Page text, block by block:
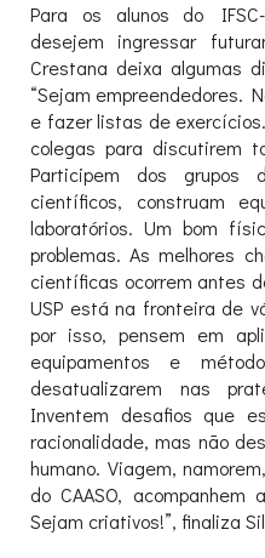
Para os alunos do
desejem ingressar
Crestana deixa algumas
“Sejam empreendedores.
e fazer listas de
colegas para discutirem
Participem dos grupos
científicos, construam
laboratórios. Um bom
problemas. As melhores
científicas ocorrem antes
USP está na fronteira de
por isso, pensem em
equipamentos e
desatualizarem nas
Inventem desafios que
racionalidade, mas não
humano. Viagem,
do CAASO,
Sejam criativos!”, finaliza